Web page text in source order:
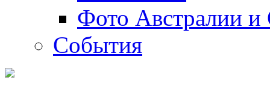
Фото Австралии и
События